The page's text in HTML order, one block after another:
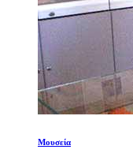
Μουσεία